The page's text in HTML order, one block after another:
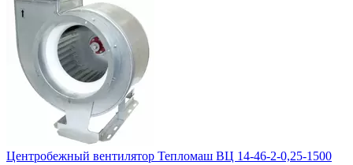
Центробежный вентилятор Тепломаш ВЦ 14-46-2-0,25-1500